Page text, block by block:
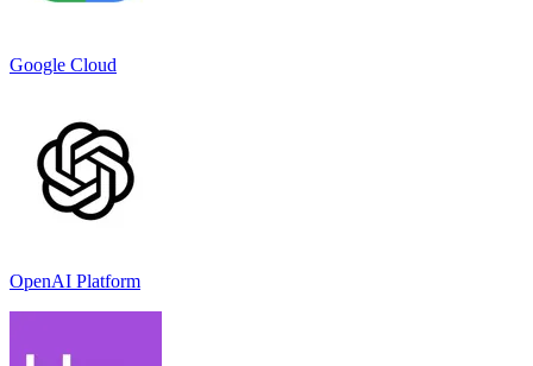
Google Cloud
OpenAI Platform